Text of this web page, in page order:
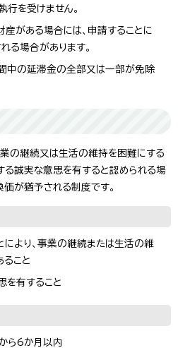
を受けません。
がある場合には、申請することに
る場合があります。
中の延滞金の全部又は一部が免除
の継続又は生活の維持を困難にする
る誠実な意思を有すると認められる場
価が猶予される制度です。
より、事業の継続または生活の維
ること
を有すること
ら6か月以内